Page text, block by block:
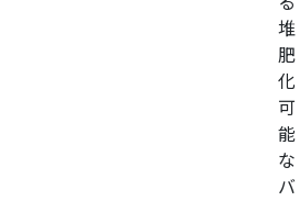
堆
肥
化
可
能
な
バ